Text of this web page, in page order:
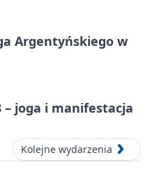
Argentyńskiego w
– joga i manifestacja
Kolejne wydarzenia